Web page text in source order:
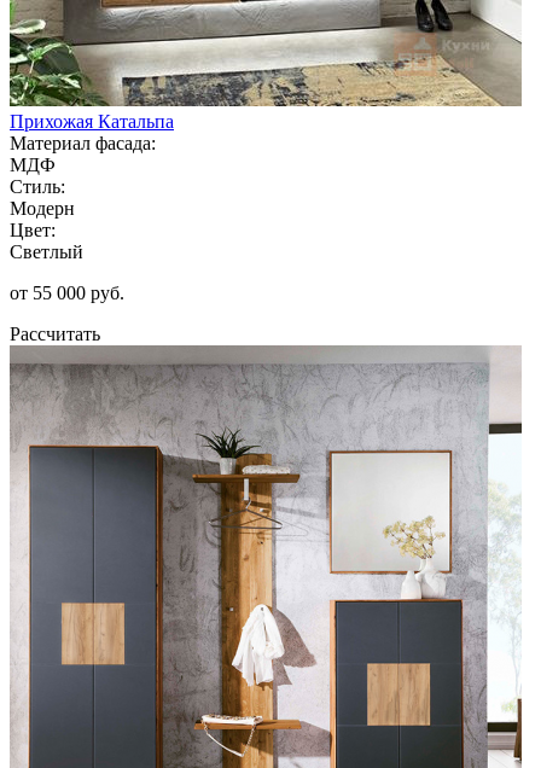
Прихожая Катальпа
Материал фасада:
МДФ
Стиль:
Модерн
Цвет:
Светлый
от 55 000 руб.
Рассчитать